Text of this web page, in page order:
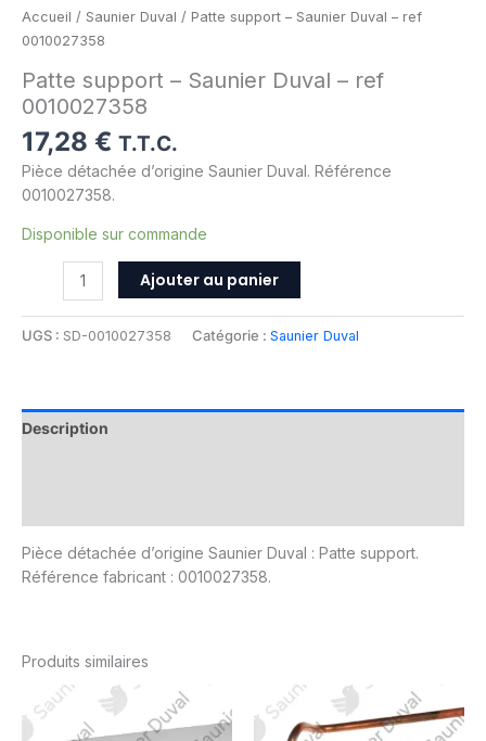
Accueil / Saunier Duval / Patte support – Saunier Duval – ref
0010027358
Patte support – Saunier Duval – ref
0010027358
17,28 € T.T.C.
Pièce détachée d’origine Saunier Duval. Référence
0010027358.
Disponible sur commande
Ajouter au panier
UGS : SD-0010027358 Catégorie : Saunier Duval
Description
Pièce détachée d’origine Saunier Duval : Patte support.
Référence fabricant : 0010027358.
Produits similaires